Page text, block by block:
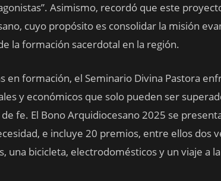
Asimismo, recordó que este
cuyo propósito es consolidar la misión
la formación sacerdotal en la región.
en formación, el Seminario Divina Pastora
y económicos que solo pueden ser
fe. El Bono Arquidiocesano 2025 se
e incluye 20 premios, entre ellos dos
una bicicleta, electrodomésticos y un viaje a